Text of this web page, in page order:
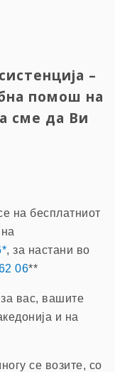
–
помош на
сме да Ви
на бесплатниот
, за настани во
06**
а вас, вашите
и на
се возите, со